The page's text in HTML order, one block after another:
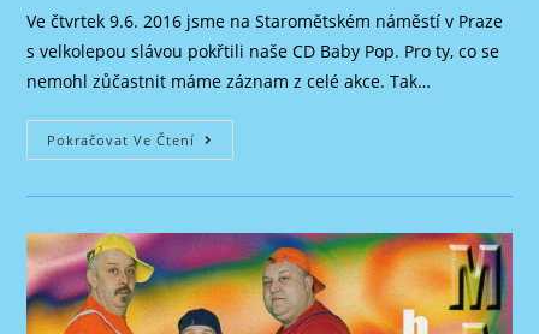
příspěvku
Ve čtvrtek 9.6. 2016 jsme na Staromětském náměstí v Praze
s velkolepou slávou pokřtili naše CD Baby Pop. Pro ty, co se
nemohl zůčastnit máme záznam z celé akce. Tak…
Pokračovat Ve Čtení Křest
CD
Pop